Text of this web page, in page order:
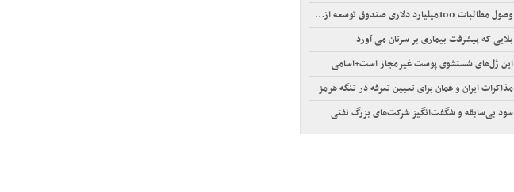
وصول مطالبات 100میلیارد دلاری صندوق توسعه ازدولت
بلایی که پیشرفت بیماری بر سرتان می آورد
این ژل‌های شستشوی پوست غیرمجاز است+اسامی
مذاکرات ایران و عمان برای تعیین تعرفه در تنگه هرمز
سود بی‌سابقه و شگفت‌انگیز شرکت‌های بزرگ نفتی